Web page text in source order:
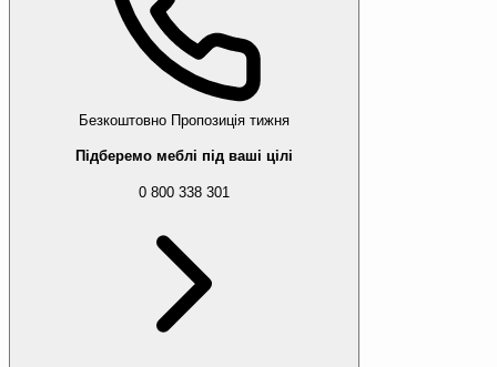
Безкоштовно Пропозиція тижня
Підберемо меблі під ваші цілі
0 800 338 301